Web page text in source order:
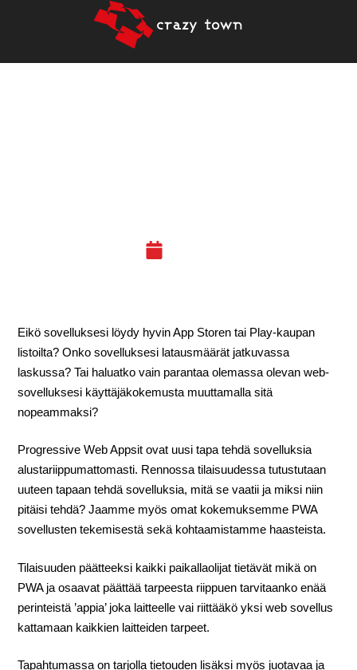
Eikö sovelluksesi löydy hyvin App Storen tai Play-kaupan
listoilta? Onko sovelluksesi latausmäärät jatkuvassa
laskussa? Tai haluatko vain parantaa olemassa olevan web-
sovelluksesi käyttäjäkokemusta muuttamalla sitä
nopeammaksi?
Progressive Web Appsit ovat uusi tapa tehdä sovelluksia
alustariippumattomasti. Rennossa tilaisuudessa tutustutaan
uuteen tapaan tehdä sovelluksia, mitä se vaatii ja miksi niin
pitäisi tehdä? Jaamme myös omat kokemuksemme PWA
sovellusten tekemisestä sekä kohtaamistamme haasteista.
Tilaisuuden päätteeksi kaikki paikallaolijat tietävät mikä on
PWA ja osaavat päättää tarpeesta riippuen tarvitaanko enää
perinteistä ’appia’ joka laitteelle vai riittääkö yksi web sovellus
kattamaan kaikkien laitteiden tarpeet.
Tapahtumassa on tarjolla tietouden lisäksi myös juotavaa ja